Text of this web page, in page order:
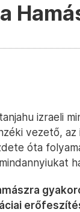
izraeli
vezető, az
óta